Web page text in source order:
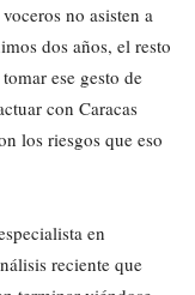
no asisten a
dos años, el resto
ese gesto de
con Caracas
los riesgos que eso
en
reciente que